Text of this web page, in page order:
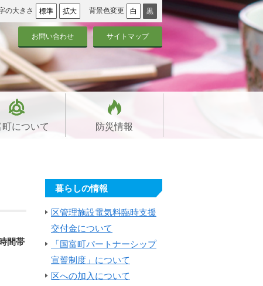
の大きさ 標準 拡大 背景色変更 白 黒
お問い合わせ サイトマップ
町について 防災情報
間帯
暮らしの情報
区管理施設電気料臨時支援
交付金について
「国富町パートナーシップ
宣誓制度」について
区への加入について